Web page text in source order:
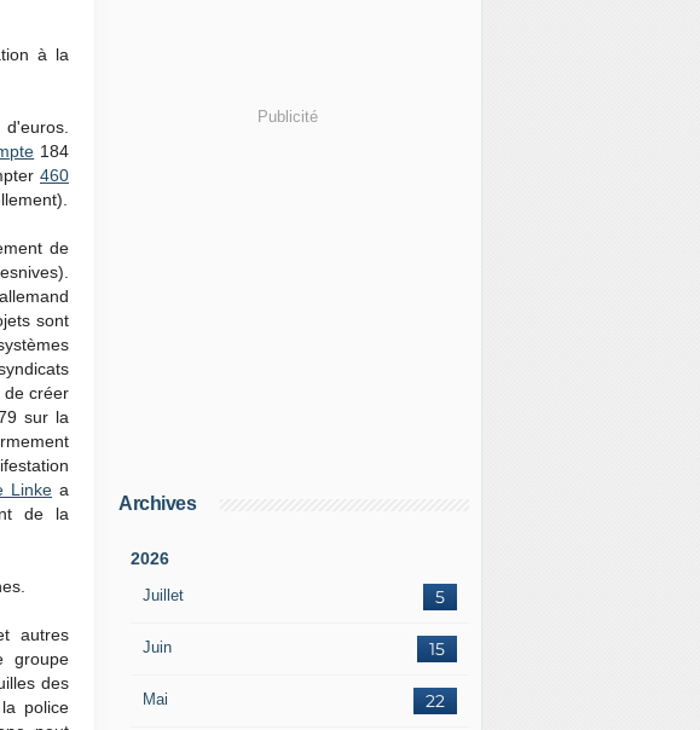
à la
184
460
de
sont
de créer
sur la
Linke a
de la
autres
groupe
des
police
Publicité
Archives
2026
Juillet 5
Juin 15
Mai 22